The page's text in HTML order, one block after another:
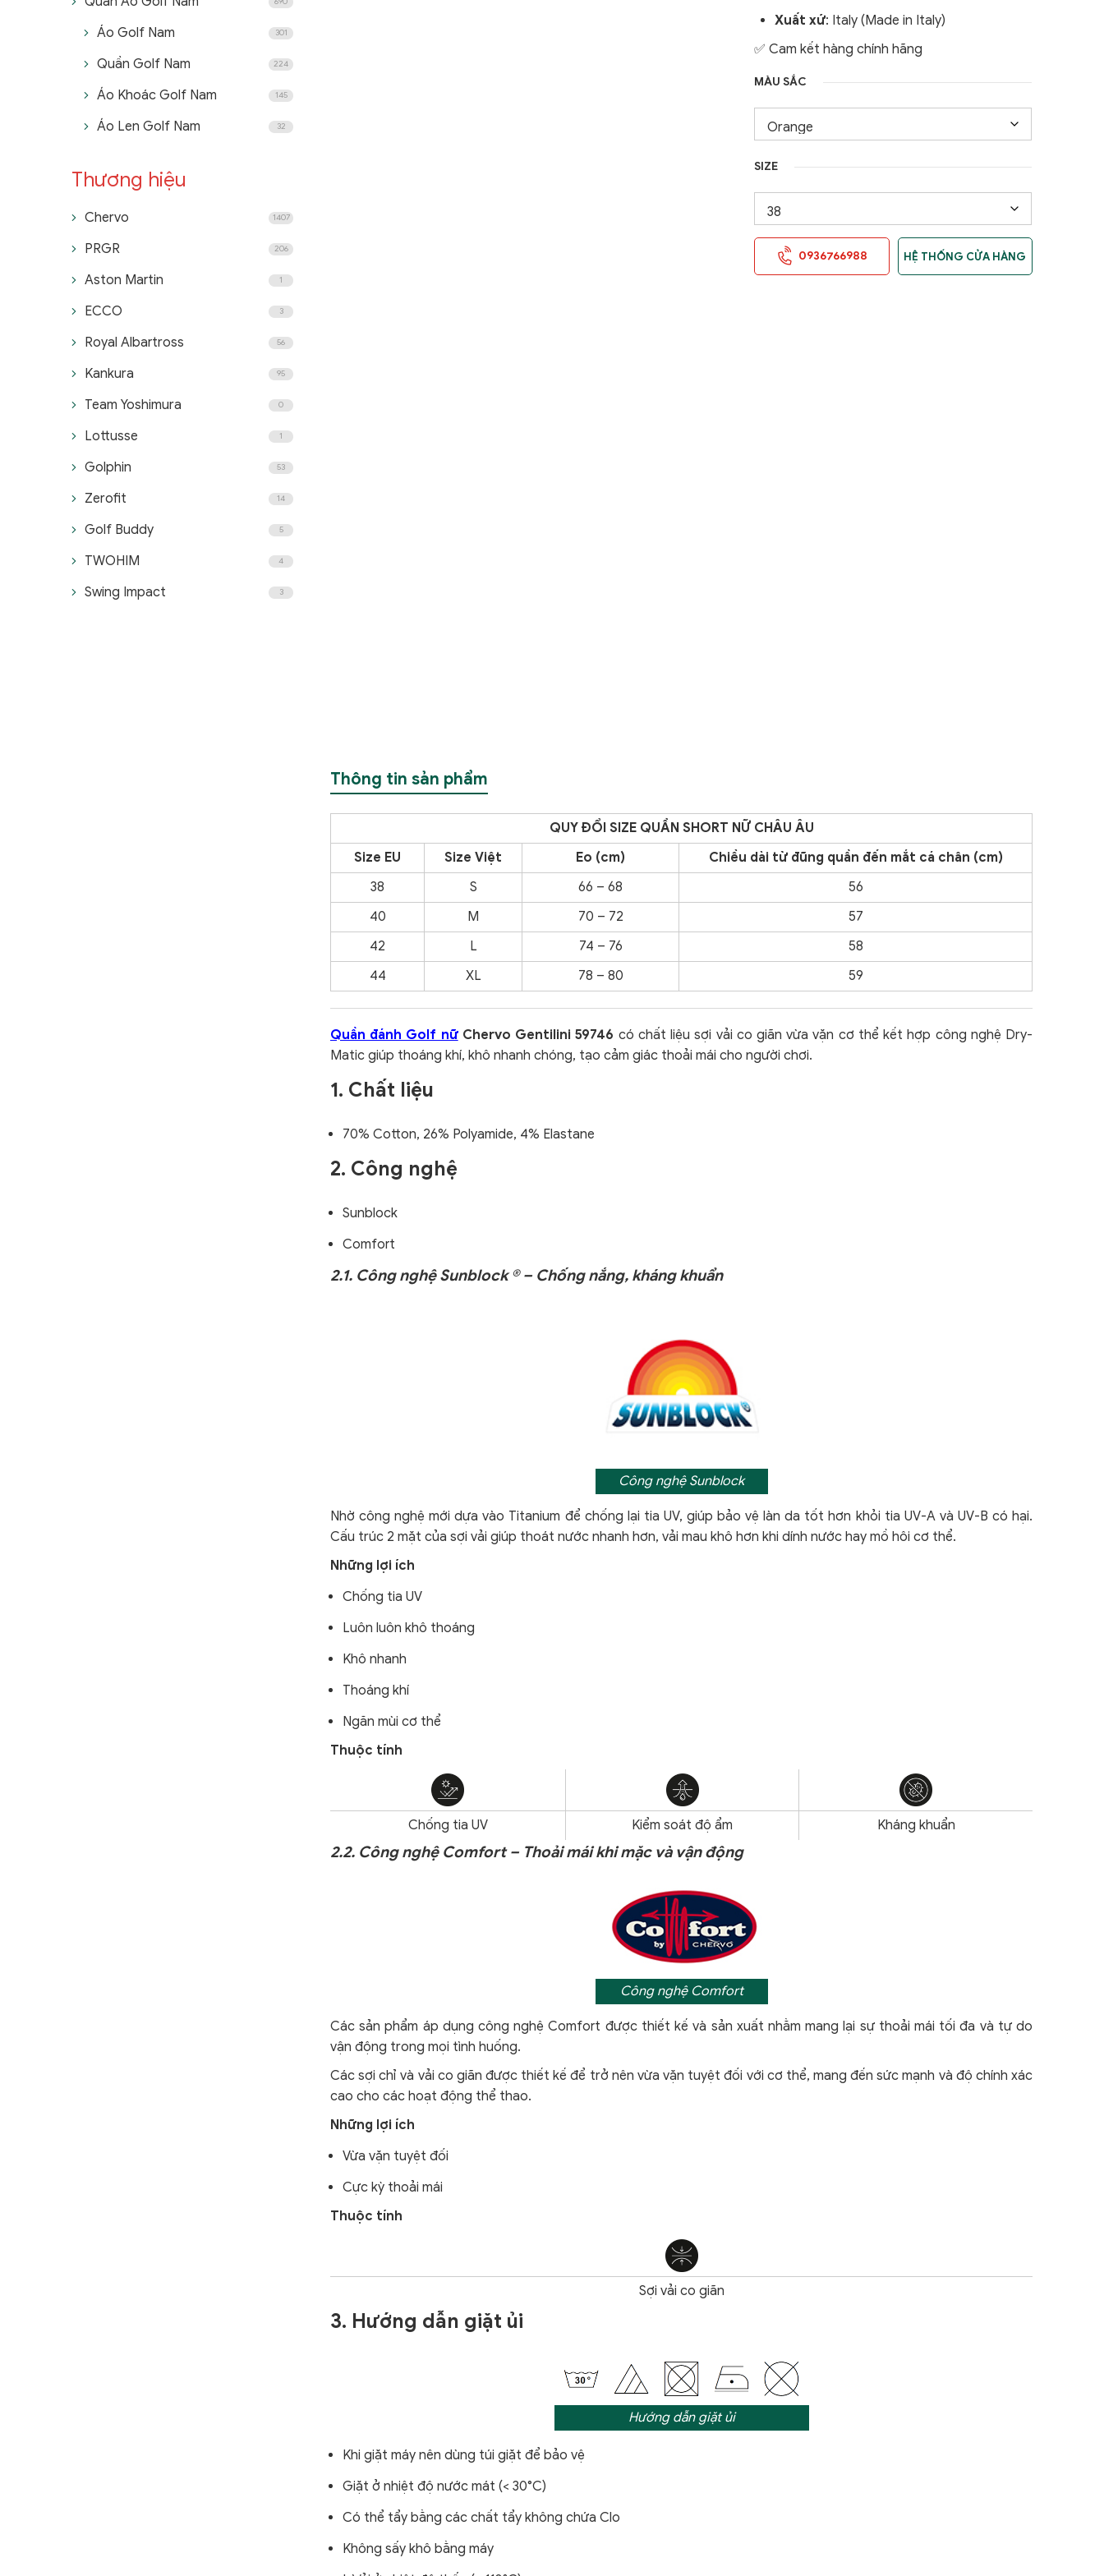
Áo Gile / Áo Khoác Golf
Nam
nữ
Xuất xứ: Italy (Made in Italy)
✅ Cam kết hàng chính hãng
MÀU SẮC
SIZE
0936766988 HỆ THỐNG CỬA HÀNG
Thông tin sản phẩm
QUYĐỔI SIZE QUẦN SHORT NỮ CHÂU ÂU
Size EU
Size Việt Eo (cm) Chiều dài từ đũng quần đến mắt cá chân (cm)
38
S 66 – 68
56
40
M 70 – 72
57
42
L 74 – 76
58
44
XL 78 – 80 59
Quần đánh Golf nữChervo Gentilini 59746 có chất liệu sợi vải co giãn vừa vặn cơ thể kết hợp công nghệ Dry-
Matic giúp thoáng khí, khô nhanh chóng, tạo cảm giác thoải mái cho người chơi.
1. Chất liệu
70% Cotton, 26% Polyamide, 4% Elastane
2. Công nghệ
Sunblock
Comfort
2.1. Công nghệ Sunblock ® – Chống nắng, kháng khuẩn
Công nghệ Sunblock
Nhờ công nghệ mới dựa vào Titanium để chống lại tia UV, giúp bảo vệ làn da tốt hơn khỏi tia UV-A và UV-B có hại.
Cấu trúc 2 mặt của sợi vải giúp thoát nước nhanh hơn, vải mau khô hơn khi dính nước hay mồ hôi cơ thể.
Những lợi ích
Chống tia UV
Luôn luôn khô thoáng
Khô nhanh
Thoáng khí
Ngăn mùi cơ thể
Thuộc tính
Chống tia UV Kiểm soát độ ẩm Kháng khuẩn
2.2. Công nghệ Comfort – Thoải mái khi mặc và vận động
Công nghệ Comfort
Các sản phẩm áp dụng công nghệ Comfort được thiết kế và sản xuất nhằm mang lại sự thoải mái tối đa và tự do
vận động trong mọi tình huống.
Các sợi chỉ và vải co giãn được thiết kế để trở nên vừa vặn tuyệt đối với cơ thể, mang đến sức mạnh và độ chính xác
cao cho các hoạt động thể thao.
Những lợi ích
Vừa vặn tuyệt đối
Cực kỳ thoải mái
Thuộc tính
Sợi vải co giãn
3. Hướng dẫn giặt ủi
Hướng dẫn giặt ủi
Khi giặt máy nên dùng túi giặt để bảo vệ
Giặt ở nhiệt độ nước mát (< 30°C)
Có thể tẩy bằng các chất tẩy không chứa Clo
Không sấy khô bằng máy
Áo Golf Nam 301
Quần Golf Nam 224
Áo Khoác Golf Nam 145
Áo Len Golf Nam 32
Thương hiệu
Chervo 1407
PRGR 206
Aston Martin 1
ECCO 3
Royal Albartross 56
Kankura 95
Team Yoshimura 0
Lottusse 1
Golphin 53
Zerofit 14
Golf Buddy 5
TWOHIM 4
Swing Impact 3